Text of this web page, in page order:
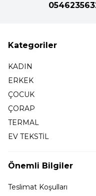
Kategoriler
KADIN
ERKEK
ÇOCUK
ÇORAP
TERMAL
EV TEKSTİL
Önemli Bilgiler
Teslimat Koşulları